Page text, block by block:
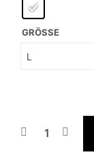
GRÖSSE